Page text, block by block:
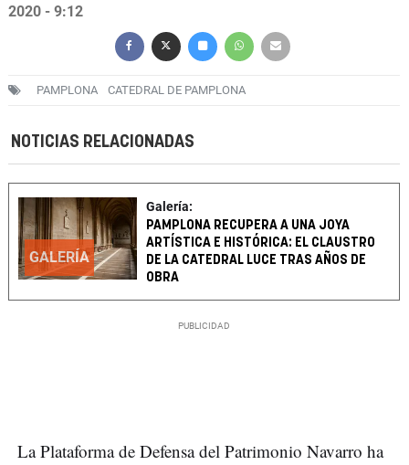
2020 - 9:12
PAMPLONA CATEDRAL DE PAMPLONA
NOTICIAS RELACIONADAS
GALERÍA
Galería:
PAMPLONA RECUPERA A UNA JOYA
ARTÍSTICA E HISTÓRICA: EL CLAUSTRO
DE LA CATEDRAL LUCE TRAS AÑOS DE
OBRA
La Plataforma de Defensa del Patrimonio Navarro ha